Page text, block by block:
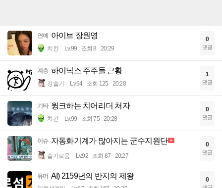
연예 아이브 장원영
치킨 Lv.99 조회 8 20:29
0
댓글
계층 하이닉스 주주들 근황
강슬기 Lv.94 조회 125 20:28
1
댓글
기타 윙크하는 치어리더 처자
치킨 Lv.99 조회 75 20:28
0
댓글
이슈 자동화기계가 많아지는 군수지원단
슬기로움 Lv.92 조회 87 20:27
0
댓글
유머 AI) 2159년의 반지의 제왕 0